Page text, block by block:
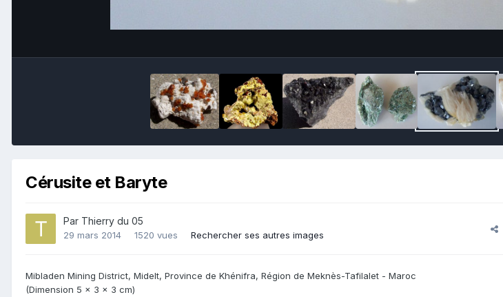
Cérusite et Baryte
Par Thierry du 05
29 mars 2014 1520 vues Rechercher ses autres images
Mibladen Mining District, Midelt, Province de Khénifra, Région de Meknès-Tafilalet - Maroc
(Dimension 5 x 3 x 3 cm)